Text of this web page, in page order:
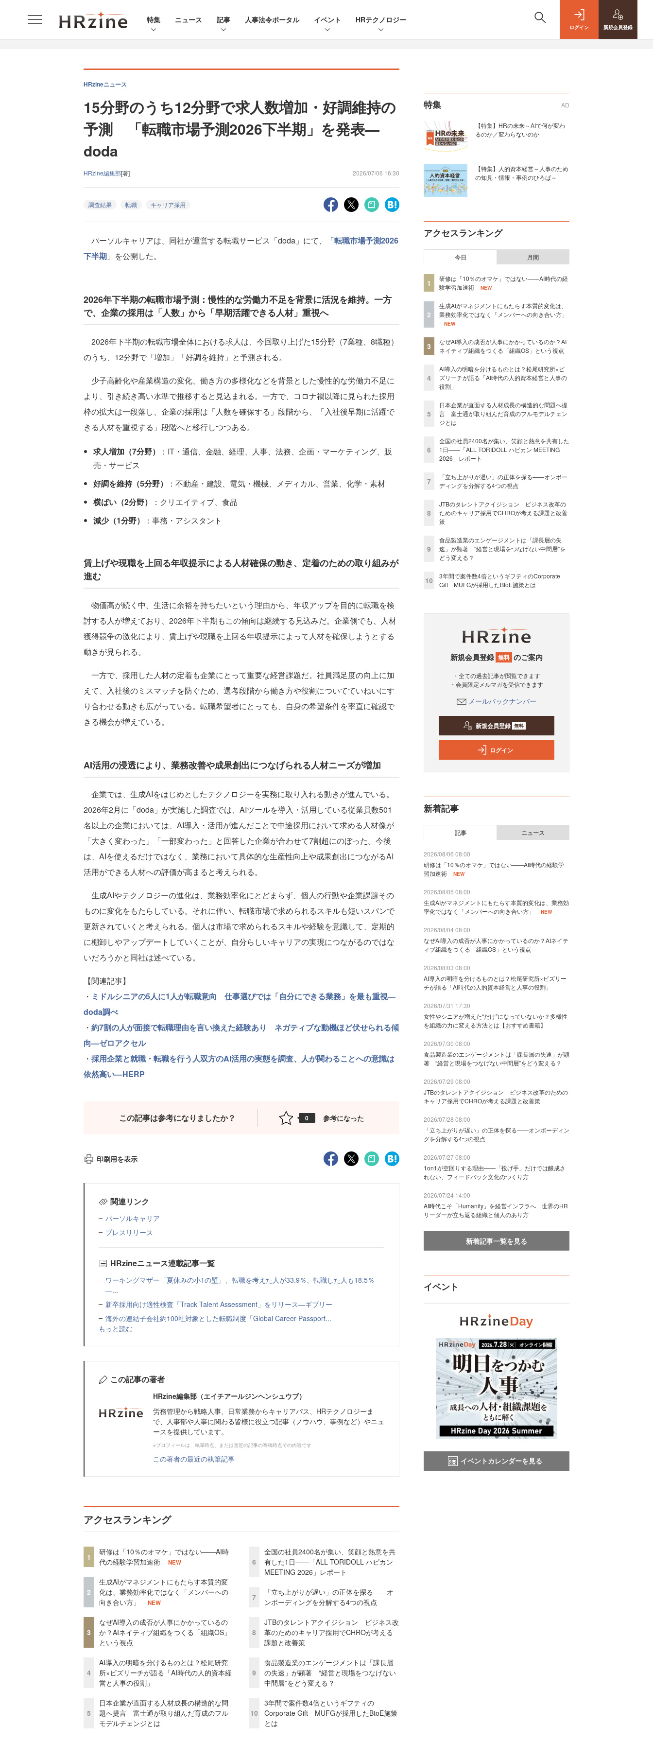
特集 ニュース 記事 人事法令ポータル イベント HRテクノロジー
ログイン 新規会員登録
HRzineニュース
15分野のうち12分野で求人数増加・好調維持の
予測 「転職市場予測2026下半期」を発表—
doda
HRzine編集部[著] 2026/07/06 16:30
調査結果 転職 キャリア採用
パーソルキャリアは、同社が運営する転職サービス「doda」にて、「転職市場予測2026
下半期 」を公開した。
2026年下半期の転職市場予測：慢性的な労働力不足を背景に活況を維持。一方
で、企業の採用は「人数」から「早期活躍できる人材」重視へ
2026年下半期の転職市場全体における求人は、今回取り上げた15分野（7業種、8職種）
のうち、12分野で「増加」「好調を維持」と予測される。
少子高齢化や産業構造の変化、働き方の多様化などを背景とした慢性的な労働力不足に
より、引き続き高い水準で推移すると見込まれる。一方で、コロナ禍以降に見られた採用
枠の拡大は一段落し、企業の採用は「人数を確保する」段階から、「入社後早期に活躍で
きる人材を重視する」段階へと移行しつつある。
求人増加（7分野）
：IT・通信、金融、経理、人事、法務、企画・マーケティング、販
売・サービス
好調を維持（5分野）
：不動産・建設、電気・機械、メディカル、営業、化学・素材
横ばい（2分野）
：クリエイティブ、食品
減少（1分野）
：事務・アシスタント
賃上げや現職を上回る年収提示による人材確保の動き、定着のための取り組みが
進む
物価高が続く中、生活に余裕を持ちたいという理由から、年収アップを目的に転職を検
討する人が増えており、2026年下半期もこの傾向は継続する見込みだ。企業側でも、人材
獲得競争の激化により、賃上げや現職を上回る年収提示によって人材を確保しようとする
動きが見られる。
一方で、採用した人材の定着も企業にとって重要な経営課題だ。社員満足度の向上に加
えて、入社後のミスマッチを防ぐため、選考段階から働き方や役割についてていねいにす
り合わせる動きも広がっている。転職希望者にとっても、自身の希望条件を率直に確認で
きる機会が増えている。
AI活用の浸透により、業務改善や成果創出につなげられる人材ニーズが増加
企業では、生成AIをはじめとしたテクノロジーを実務に取り入れる動きが進んでいる。
2026年2月に「doda」が実施した調査では、AIツールを導入・活用している従業員数501
名以上の企業においては、AI導入・活用が進んだことで中途採用において求める人材像が
「大きく変わった」「一部変わった」と回答した企業が合わせて7割超にのぼった。今後
は、AIを使えるだけではなく、業務において具体的な生産性向上や成果創出につながるAI
活用ができる人材への評価が高まると考えられる。
生成AIやテクノロジーの進化は、業務効率化にとどまらず、個人の行動や企業課題その
ものに変化をもたらしている。それに伴い、転職市場で求められるスキルも短いスパンで
更新されていくと考えられる。個人は市場で求められるスキルや経験を意識して、定期的
に棚卸しやアップデートしていくことが、自分らしいキャリアの実現につながるのではな
いだろうかと同社は述べている。
【関連記事】
・ ミドルシニアの5人に1人が転職意向 仕事選びでは「自分にできる業務」を最も重視—
doda調べ
・ 約7割の人が面接で転職理由を言い換えた経験あり ネガティブな動機ほど伏せられる傾
向—ゼロアクセル
・ 採用企業と就職・転職を行う人双方のAI活用の実態を調査、人が関わることへの意識は
依然高い—HERP
この記事は参考になりましたか？ 0 参考になった
印刷用を表示
関連リンク
パーソルキャリア
プレスリリース
HRzineニュース連載記事一覧
ワーキングマザー「夏休みの小1の壁」、転職を考えた人が33.9％、転職した人も18.5％
—...
新卒採用向け適性検査「Track Talent Assessment」をリリース—ギブリー
海外の連結子会社約100社対象とした転職制度「Global Career Passport...
もっと読む
この記事の著者
HRzine編集部（エイチアールジンヘンシュウブ）
労務管理から戦略人事、日常業務からキャリアパス、HRテクノロジーま
で、人事部や人事に関わる皆様に役立つ記事（ノウハウ、事例など）やニュ
ースを提供しています。
※プロフィールは、執筆時点、または直近の記事の寄稿時点での内容です
この著者の最近の執筆記事
アクセスランキング
1
研修は「10％のオマケ」ではない——AI時
代の経験学習加速術
NEW
2
生成AIがマネジメントにもたらす本質的変
化は、業務効率化ではなく「メンバーへの
向き合い方」
NEW
3
なぜAI導入の成否が人事にかかっているの
か？AIネイティブ組織をつくる「組織OS」
という視点
4
AI導入の明暗を分けるものとは？松尾研究
所×ビズリーチが語る「AI時代の人的資本経
営と人事の役割」
5
日本企業が直面する人材成長の構造的な問
題へ提言 富士通が取り組んだ育成のフル
モデルチェンジとは
6
全国の社員2400名が集い、笑顔と熱意を共
有した1日――「ALL TORIDOLL ハピカン
MEETING 2026」レポート
7
「立ち上がりが遅い」の正体を探る——オ
ンボーディングを分解する4つの視点
8
JTBのタレントアクイジション ビジネス改
革のためのキャリア採用でCHROが考える
課題と改善策
9
食品製造業のエンゲージメントは「課長層
の失速」が顕著 “経営と現場をつなげない
中間層”をどう変える？
10
3年間で案件数4倍というギフティの
Corporate Gift MUFGが採用したBtoE施策
とは
特集 AD
【特集】HRの未来～AIで何が変わ
るのか／変わらないのか
【特集】人的資本経営～人事のため
の知見・情報・事例のひろば～
アクセスランキング
今日 月間
1
研修は「10％のオマケ」ではない——AI時代の経
験学習加速術
NEW
2
生成AIがマネジメントにもたらす本質的変化は、
業務効率化ではなく「メンバーへの向き合い方」
NEW
3
なぜAI導入の成否が人事にかかっているのか？AI
ネイティブ組織をつくる「組織OS」という視点
4
AI導入の明暗を分けるものとは？松尾研究所×ビ
ズリーチが語る「AI時代の人的資本経営と人事の
役割」
5
日本企業が直面する人材成長の構造的な問題へ提
言 富士通が取り組んだ育成のフルモデルチェン
ジとは
6
全国の社員2400名が集い、笑顔と熱意を共有した
1日――「ALL TORIDOLL ハピカン MEETING
2026」レポート
7
「立ち上がりが遅い」の正体を探る——オンボー
ディングを分解する4つの視点
8
JTBのタレントアクイジション ビジネス改革の
ためのキャリア採用でCHROが考える課題と改善
策
9
食品製造業のエンゲージメントは「課長層の失
速」が顕著 “経営と現場をつなげない中間層”を
どう変える？
10
3年間で案件数4倍というギフティのCorporate
Gift MUFGが採用したBtoE施策とは
新規会員登録 無料 のご案内
・全ての過去記事が閲覧できます
・会員限定メルマガを受信できます
メールバックナンバー
新規会員登録 無料
ログイン
新着記事
記事 ニュース
2026/08/06 08:00
研修は「10％のオマケ」ではない——AI時代の経験学
習加速術
NEW
2026/08/05 08:00
生成AIがマネジメントにもたらす本質的変化は、業務効
率化ではなく「メンバーへの向き合い方」
NEW
2026/08/04 08:00
なぜAI導入の成否が人事にかかっているのか？AIネイテ
ィブ組織をつくる「組織OS」という視点
2026/08/03 08:00
AI導入の明暗を分けるものとは？松尾研究所×ビズリー
チが語る「AI時代の人的資本経営と人事の役割」
2026/07/31 17:30
女性やシニアが増えた“だけ”になっていないか？多様性
を組織の力に変える方法とは【おすすめ書籍】
2026/07/30 08:00
食品製造業のエンゲージメントは「課長層の失速」が顕
著 “経営と現場をつなげない中間層”をどう変える？
2026/07/29 08:00
JTBのタレントアクイジション ビジネス改革のための
キャリア採用でCHROが考える課題と改善策
2026/07/28 08:00
「立ち上がりが遅い」の正体を探る——オンボーディン
グを分解する4つの視点
2026/07/27 08:00
1on1が空回りする理由——「投げ手」だけでは醸成さ
れない、フィードバック文化のつくり方
2026/07/24 14:00
AI時代こそ「Humanity」を経営インフラへ 世界のHR
リーダーが立ち返る組織と個人のあり方
新着記事一覧を見る
イベント
イベントカレンダーを見る